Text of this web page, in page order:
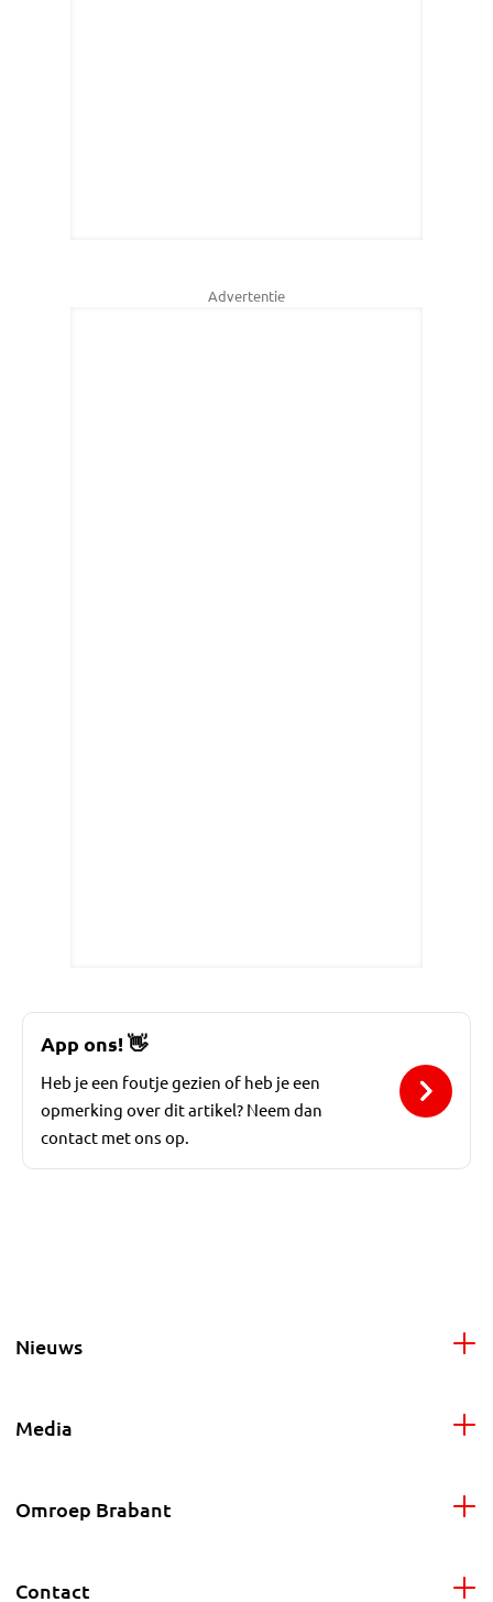
Advertentie
App ons!👋
Heb je een foutje gezien of heb je een
opmerking over dit artikel? Neem dan
contact met ons op.
Nieuws
Media
Omroep Brabant
Contact